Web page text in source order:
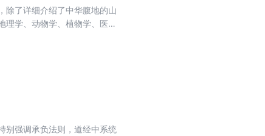
除了详细介绍了中华腹地的山
理学、动物学、植物学、医药
别强调承负法则，道经中系统